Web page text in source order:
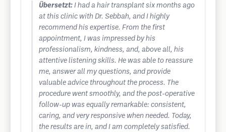
Übersetzt: I had a hair transplant six months ago
at this clinic with Dr. Sebbah, and I highly
recommend his expertise. From the first
appointment, I was impressed by his
professionalism, kindness, and, above all, his
attentive listening skills. He was able to reassure
me, answer all my questions, and provide
valuable advice throughout the process. The
procedure went smoothly, and the post-operative
follow-up was equally remarkable: consistent,
caring, and very responsive when needed. Today,
the results are in, and I am completely satisfied.